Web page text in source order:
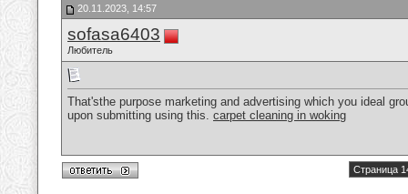
20.11.2023, 14:57
sofasa6403
Любитель
That'sthe purpose marketing and advertising which you ideal
upon submitting using this. carpet cleaning in woking
Страница